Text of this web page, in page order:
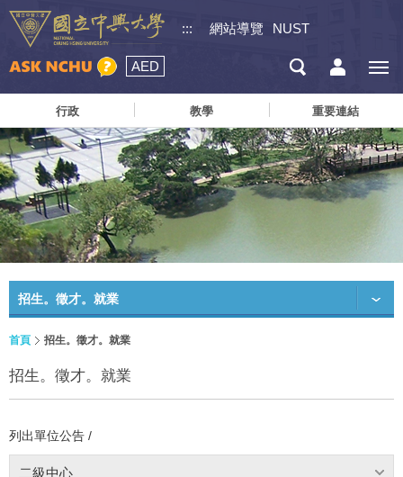
::: 網站導覽 NUST
AED
行政 教學 重要連結
招生。徵才。就業
首頁 招生。徵才。就業
招生。徵才。就業
列出單位公告 /
二級中心